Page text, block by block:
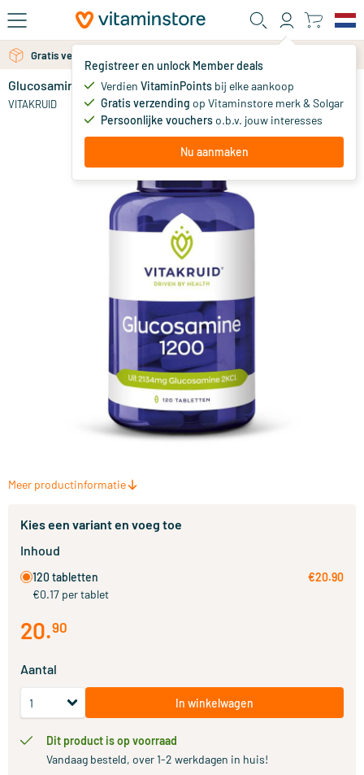
Ga naar de hoofdinhoud
Registreer en unlock Member deals
Verdien VitaminPoints bij elke aankoop
Gratis verzending op Vitaminstore merk & Solgar
Persoonlijke voucherso.b.v. jouw interesses
Nu aanmaken
Gratis verzending vanaf 25 euro
Glucosamine 1200
VITAKRUID 20.
Meer productinformatie
Kies een variant en voeg toe
Inhoud
120 tabletten
€0.17 per tablet
€20.90
20.90
Aantal
In winkelwagen
Dit product is op voorraad
Vandaag besteld, over 1-2 werkdagen in huis!